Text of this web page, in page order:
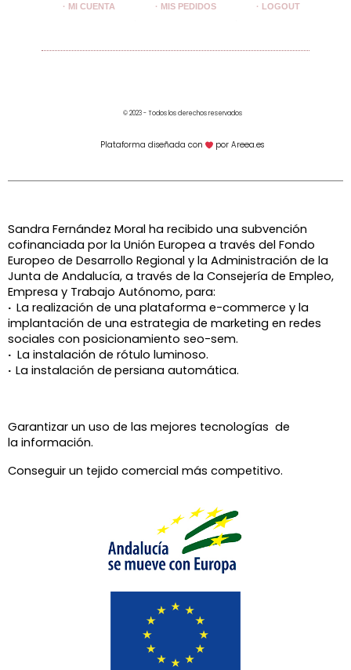
· MI CUENTA · MIS PEDIDOS · LOGOUT
© 2023 - Todos los derechos reservados
Plataforma diseñada con por Areea.es
Sandra Fernández Moral ha recibido una subvención
cofinanciada por la Unión Europea a través del Fondo
Europeo de Desarrollo Regional y la Administración de la
Junta de Andalucía, a través de la Consejería de Empleo,
Empresa y Trabajo Autónomo, para:
· La realización de una plataforma e-commerce y la
implantación de una estrategia de marketing en redes
sociales con posicionamiento seo-sem.
· La instalación de rótulo luminoso.
· La instalación de persiana automática.
Garantizar un uso de las mejores tecnologías de
la información.
Conseguir un tejido comercial más competitivo.